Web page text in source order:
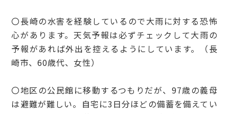
〇長崎の水害を経験しているので大雨に対する恐怖
心があります。天気予報は必ずチェックして大雨の
予報があれば外出を控えるようにしています。（長
崎市、60歳代、女性）
〇地区の公民館に移動するつもりだが、97歳の義母
は避難が難しい。自宅に3日分ほどの備蓄を備えてい